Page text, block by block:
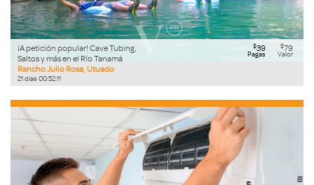
¡A petición popular! Cave Tubing,
Saltos y más en el Río Tanamá
Rancho Julio Rosa, Utuado
21días 00:52:09
$39
Pagas
$79
Valor